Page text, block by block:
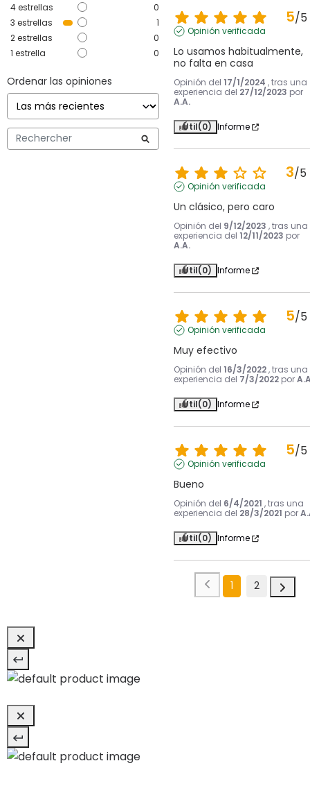
4estrellas
0
3 estrellas
1
2estrellas
0
1 estrella 0
Ordenar las opiniones
5/5
Opinión verificada
Lo usamos habitualmente,
no falta en casa
Opinión del 17/1/2024 , tras una
experiencia del 27/12/2023 por
A.A.
Útil(0) Informe
3/5
Opinión verificada
Un clásico, pero caro
Opinión del 9/12/2023 , tras una
experiencia del 12/11/2023 por
A.A.
Útil(0) Informe
5/5
Opinión verificada
Muy efectivo
Opinión del 16/3/2022 , tras una
experiencia del 7/3/2022 por
Útil(0) Informe
5/5
Opinión verificada
Bueno
Opinión del 6/4/2021 , tras una
experiencia del 28/3/2021 por
Útil(0) Informe
1 2